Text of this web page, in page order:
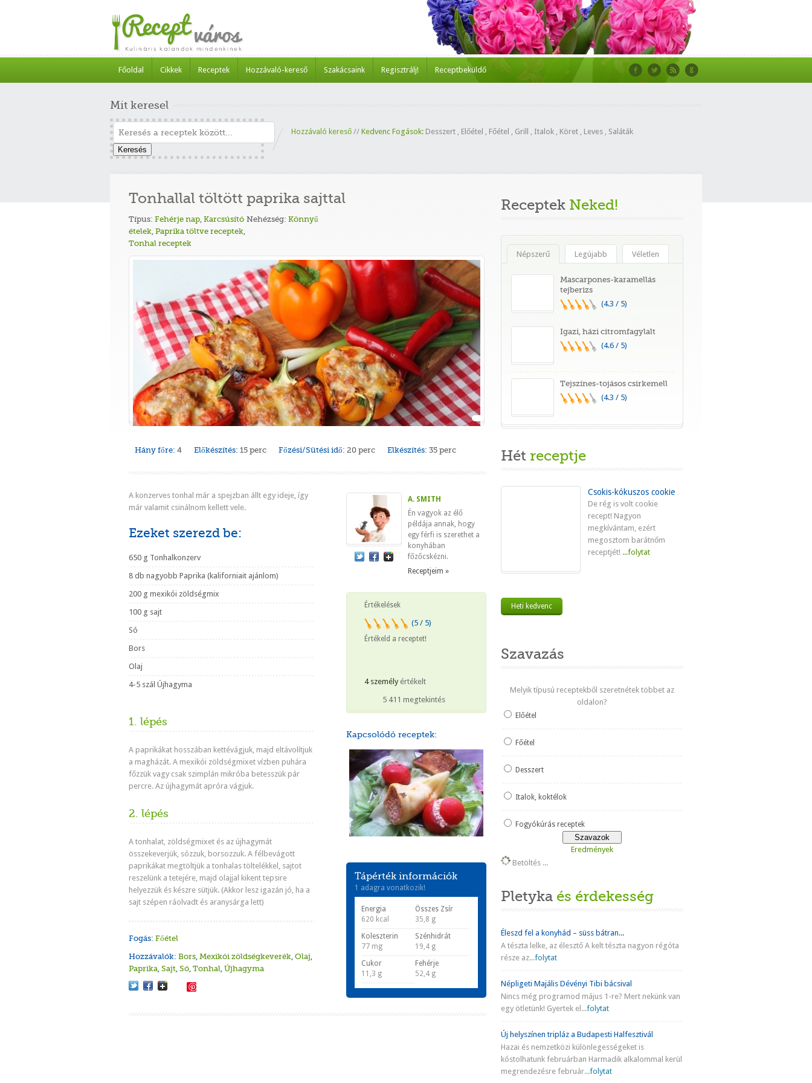
Főoldal Cikkek Receptek Hozzávaló-kereső Szakácsaink Regisztrálj! Receptbeküldő
Mit keresel
Keresés
Hozzávaló kereső // Kedvenc Fogások: Desszert , Előétel , Főétel , Grill , Italok , Köret , Leves , Saláták
Tonhallal töltött paprika sajttal
Típus: Fehérje nap, Karcsúsító
ételek, Paprika töltve receptek,
Tonhal receptek
Nehézség: Könnyű
Hány főre: 4 Előkészítés: 15 perc Főzési/Sütési idő: 20 perc Elkészítés: 35 perc
A konzerves tonhal már a spejzban állt egy ideje, így
már valamit csinálnom kellett vele.
Ezeket szerezd be:
650 g Tonhalkonzerv
8 db nagyobb Paprika (kaliforniait ajánlom)
200 g mexikói zöldségmix
100 g sajt
Só
Bors
Olaj
4-5 szál Újhagyma
1. lépés
A paprikákat hosszában kettévágjuk, majd eltávolítjuk
a magházát. A mexikói zöldségmixet vízben puhára
főzzük vagy csak szimplán mikróba betesszük pár
percre. Az újhagymát apróra vágjuk.
2. lépés
A tonhalat, zöldségmixet és az újhagymát
összekeverjük, sózzuk, borsozzuk. A félbevágott
paprikákat megtöltjük a tonhalas töltelékkel, sajtot
reszelünk a tetejére, majd olajjal kikent tepsire
helyezzük és készre sütjük. (Akkor lesz igazán jó, ha a
sajt szépen ráolvadt és aranysárga lett)
Fogás: Főétel
Hozzávalók: Bors, Mexikói zöldségkeverék, Olaj,
Paprika, Sajt, Só, Tonhal, Újhagyma
A. SMITH
Én vagyok az élő
példája annak, hogy
egy férfi is szerethet a
konyhában
főzőcskézni.
Receptjeim »
Értékelések
(5 / 5)
Értékeld a receptet!
4 személyértékelt
5 411 megtekintés
Kapcsolódó receptek:
Tápérték információk
1 adagra vonatkozik!
Energia
620 kcal
Összes Zsír
35,8 g
Koleszterin
77 mg
Szénhidrát
19,4 g
Cukor
11,3 g
Fehérje
52,4 g
Receptek Neked!
Népszerű Legújabb Véletlen
Mascarpones-karamellás
tejberizs
(4.3 / 5)
Igazi, házi citromfagylalt
(4.6 / 5)
Tejszínes-tojásos csirkemell
(4.3 / 5)
Hét receptje
Csokis-kókuszos cookie
De rég is volt cookie
recept! Nagyon
megkívántam, ezért
megosztom barátnőm
receptjét! ...folytat
Heti kedvenc
Szavazás
Melyik típusú receptekből szeretnétek többet az
oldalon?
Előétel
Főétel
Desszert
Italok, koktélok
Fogyókúrás receptek
Eredmények
Betöltés ...
Pletyka és érdekesség
Éleszd fel a konyhád – süss bátran...
A tészta lelke, az élesztő A kelt tészta nagyon régóta
része az...folytat
Népligeti Majális Dévényi Tibi bácsival
Nincs még programod május 1-re? Mert nekünk van
egy ötletünk! Gyertek el...folytat
Új helyszínen tripláz a Budapesti Halfesztivál
Hazai és nemzetközi különlegességeket is
kóstolhatunk februárban Harmadik alkalommal kerül
megrendezésre február...folytat